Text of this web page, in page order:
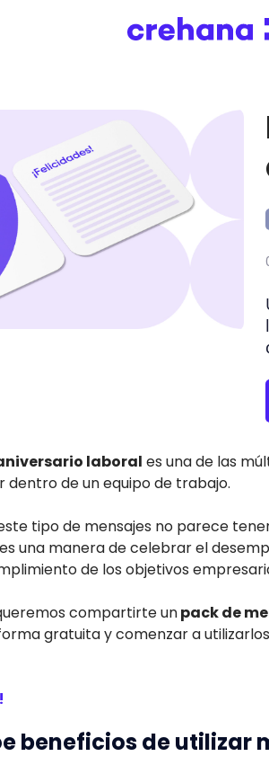
laboral es una de las
dentro de un equipo de trabajo.
tipo de mensajes no parece
una manera de celebrar el
de los objetivos
compartirte unpack de
gratuita y comenzar a
beneficios de utilizar